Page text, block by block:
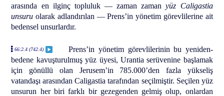
arasında en ilginç topluluk — zaman zamanyüz Caligastia
unsuru olarak adlandırılan — Prens’in yönetim görevlilerine ait
bedensel unsurlardır.
66:2.4 (742.4)
Prens’in yönetim görevlilerinin bu yeniden-
bedene kavuşturulmuş yüz üyesi, Urantia serüvenine başlamak
için gönüllü olan Jerusem’in 785.000’den fazla yükseliş
vatandaşı arasından Caligastia tarafından seçilmiştir. Seçilen yüz
unsurun her biri farklı bir gezegenden gelmiş olup, onlardan